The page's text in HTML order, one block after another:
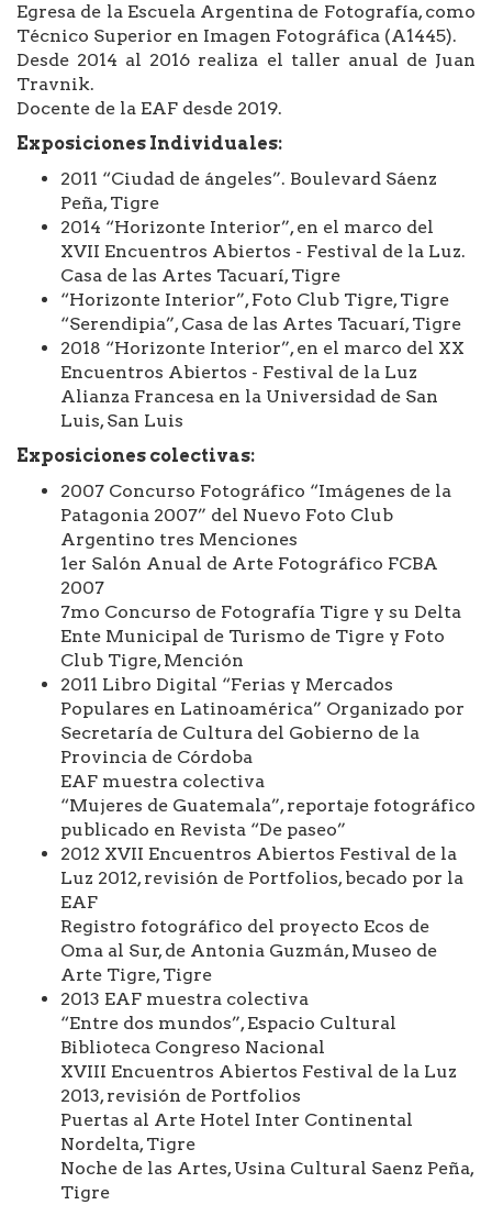
Egresa de la Escuela Argentina de Fotografía, como
Técnico Superior en Imagen Fotográfica (A1445).
Desde 2014 al 2016 realiza el taller anual de Juan
Travnik.
Docente de la EAF desde 2019.
Exposiciones Individuales:
2011 “Ciudad de ángeles”. Boulevard Sáenz
Peña, Tigre
2014 “Horizonte Interior”, en el marco del
XVII Encuentros Abiertos - Festival de la Luz.
Casa de las Artes Tacuarí, Tigre
“Horizonte Interior”, Foto Club Tigre, Tigre
“Serendipia”, Casa de las Artes Tacuarí, Tigre
2018 “Horizonte Interior”, en el marco del XX
Encuentros Abiertos - Festival de la Luz
Alianza Francesa en la Universidad de San
Luis, San Luis
Exposiciones colectivas:
2007 Concurso Fotográfico “Imágenes de la
Patagonia 2007” del Nuevo Foto Club
Argentino tres Menciones
1er Salón Anual de Arte Fotográfico FCBA
2007
7mo Concurso de Fotografía Tigre y su Delta
Ente Municipal de Turismo de Tigre y Foto
Club Tigre, Mención
2011 Libro Digital “Ferias y Mercados
Populares en Latinoamérica” Organizado por
Secretaría de Cultura del Gobierno de la
Provincia de Córdoba
EAF muestra colectiva
“Mujeres de Guatemala”, reportaje fotográfico
publicado en Revista “De paseo”
2012 XVII Encuentros Abiertos Festival de la
Luz 2012, revisión de Portfolios, becado por la
EAF
Registro fotográfico del proyecto Ecos de
Oma al Sur, de Antonia Guzmán, Museo de
Arte Tigre, Tigre
2013 EAF muestra colectiva
“Entre dos mundos”, Espacio Cultural
Biblioteca Congreso Nacional
XVIII Encuentros Abiertos Festival de la Luz
2013, revisión de Portfolios
Puertas al Arte Hotel Inter Continental
Nordelta, Tigre
Noche de las Artes, Usina Cultural Saenz Peña,
Tigre